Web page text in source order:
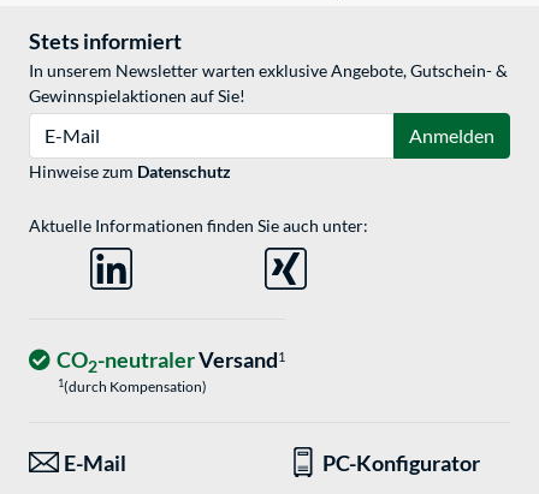
Stets informiert
In unserem Newsletter warten exklusive Angebote, Gutschein- &
Gewinnspielaktionen auf Sie!
Anmelden
Hinweise zum Datenschutz
Aktuelle Informationen finden Sie auch unter:
CO2-neutralerVersand1
1(durch Kompensation)
E-Mail PC-Konfigurator